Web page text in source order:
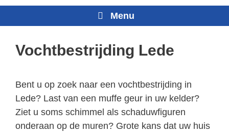
Menu
Vochtbestrijding Lede
Bent u op zoek naar een vochtbestrijding in
Lede? Last van een muffe geur in uw kelder?
Ziet u soms schimmel als schaduwfiguren
onderaan op de muren? Grote kans dat uw huis